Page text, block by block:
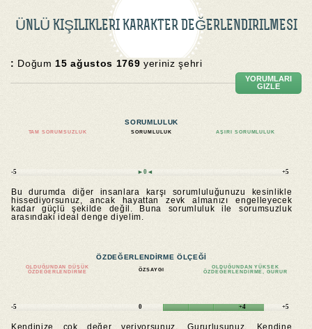
ÜNLÜ KIŞILIKLERI KARAKTER DEĞERLENDIRILMESI
: Doğum 15 ağustos 1769 yeriniz şehri
YORUMLARI
GIZLE
SORUMLULUK
TAM SORUMSUZLUK SORUMLULUK AŞIRI SORUMLULUK
-5 ►0◄ +5
Bu durumda diğer insanlara karşı sorumluluğunuzu kesinlikle
hissediyorsunuz, ancak hayattan zevk almanızı engelleyecek
kadar güçlü şekilde değil. Buna sorumluluk ile sorumsuzluk
arasındaki ideal denge diyelim.
ÖZDEĞERLENDIRME ÖLÇEĞI
OLDUĞUNDAN DÜŞÜK
ÖZDEĞERLENDIRME
ÖZSAYGI
OLDUĞUNDAN YÜKSEK
ÖZDEĞERLENDIRME, GURUR
-5 0 +4 +5
Kendinize çok değer veriyorsunuz. Gururlusunuz. Kendine